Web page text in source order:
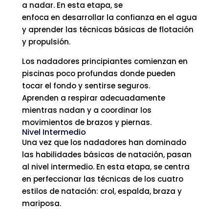
a nadar. En esta etapa, se
enfoca en desarrollar la confianza en el agua
y aprender las técnicas básicas de flotación
y propulsión.
Los nadadores principiantes comienzan en
piscinas poco profundas donde pueden
tocar el fondo y sentirse seguros.
Aprenden a respirar adecuadamente
mientras nadan y a coordinar los
movimientos de brazos y piernas.
Nivel Intermedio
Una vez que los nadadores han dominado
las habilidades básicas de natación, pasan
al nivel intermedio. En esta etapa, se centra
en perfeccionar las técnicas de los cuatro
estilos de natación: crol, espalda, braza y
mariposa.